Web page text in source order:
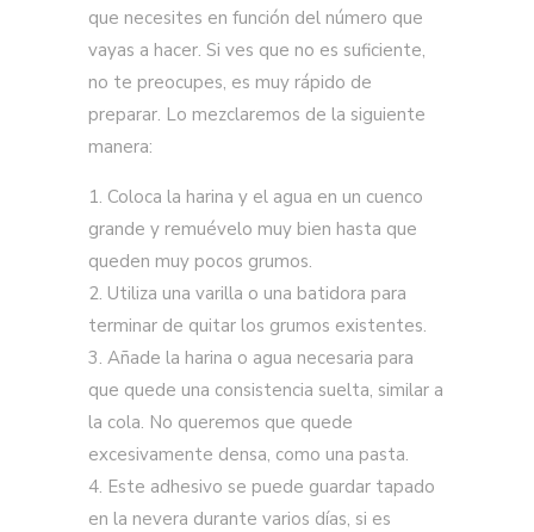
que necesites en función del número que
vayas a hacer. Si ves que no es suficiente,
no te preocupes, es muy rápido de
preparar. Lo mezclaremos de la siguiente
manera:
Coloca la harina y el agua en un cuenco
grande y remuévelo muy bien hasta que
queden muy pocos grumos.
Utiliza una varilla o una batidora para
terminar de quitar los grumos existentes.
Añade la harina o agua necesaria para
que quede una consistencia suelta, similar a
la cola. No queremos que quede
excesivamente densa, como una pasta.
Este adhesivo se puede guardar tapado
en la nevera durante varios días, si es